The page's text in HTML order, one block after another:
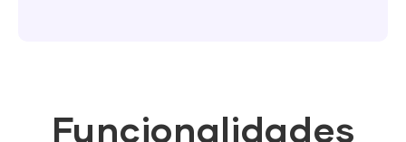
Funcionalidades